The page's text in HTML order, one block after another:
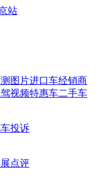
站
图片进口车经销商
视频特惠车二手车
投诉
点评